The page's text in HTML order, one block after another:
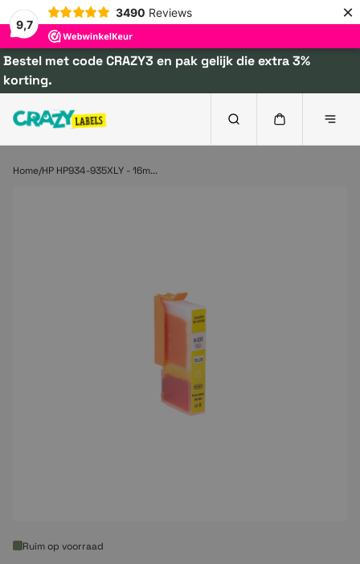
9,7
3490 Reviews ×
Bestel met code CRAZY3 en pak gelijk die extra 3%
korting.
Home HP HP934-935XLY - 16m...
Ruim op voorraad